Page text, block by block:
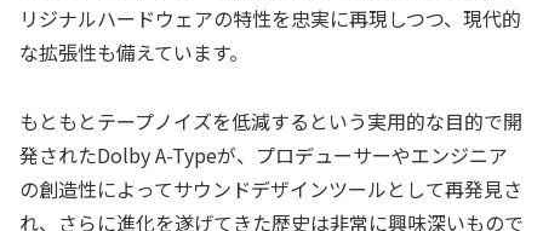
リジナルハードウェアの特性を忠実に再現しつつ、現代的
な拡張性も備えています。
もともとテープノイズを低減するという実用的な目的で開
発されたDolby A-Typeが、プロデューサーやエンジニア
の創造性によってサウンドデザインツールとして再発見さ
れ、さらに進化を遂げてきた歴史は非常に興味深いもので